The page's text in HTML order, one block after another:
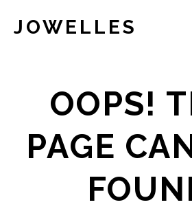
JOWELLES
OOPS!
PAGE